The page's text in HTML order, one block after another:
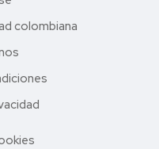
colombiana